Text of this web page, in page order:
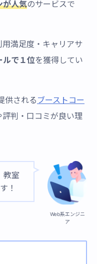
が人気のサービスで
満足度・キャリアサ
ルで１位を獲得してい
供される ブーストコー
評判・口コミが良い理
教室
！
Web系エンジニ
ア